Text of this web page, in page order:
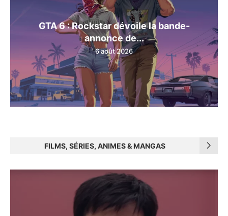
GTA 6 : Rockstar dévoile la bande-
annonce de...
6 août 2026
FILMS, SÉRIES, ANIMES & MANGAS